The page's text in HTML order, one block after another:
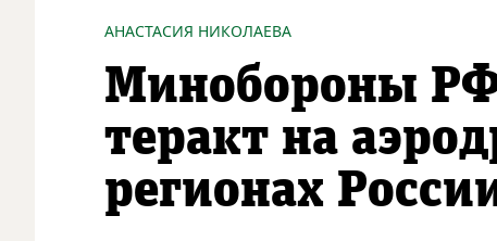
АНАСТАСИЯ НИКОЛАЕВА
Минобороны
теракт на
регионах